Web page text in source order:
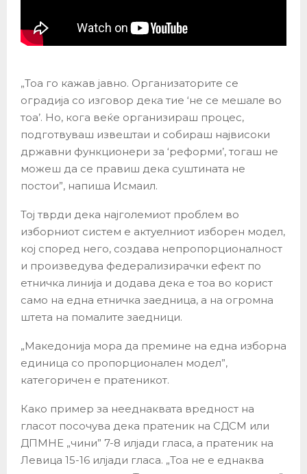
„Тоа го кажав јавно. Организаторите се
оградија со изговор дека тие ‘не се мешале во
тоа’. Но, кога веќе организираш процес,
подготвуваш извештаи и собираш највисоки
државни функционери за ‘реформи’, тогаш не
можеш да се правиш дека суштината не
постои”, напиша Исмаил.
Тој тврди дека најголемиот проблем во
изборниот систем е актуелниот изборен модел,
кој според него, создава непропорционалност
и произведува федерализирачки ефект по
етничка линија и додава дека е тоа во корист
само на една етничка заедница, а на огромна
штета на помалите заедници.
„Македонија мора да премине на една изборна
единица со пропорционален модел”,
категоричен е пратеникот.
Како пример за нееднаквата вредност на
гласот посочува дека пратеник на СДСМ или
ДПМНЕ „чини” 7-8 илјади гласа, а пратеник на
Левица 15-16 илјади гласа. „Тоа не е еднаква